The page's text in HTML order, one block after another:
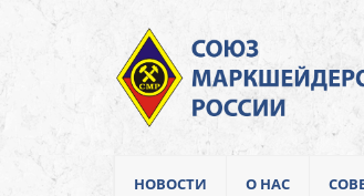
НОВОСТИ О НАС